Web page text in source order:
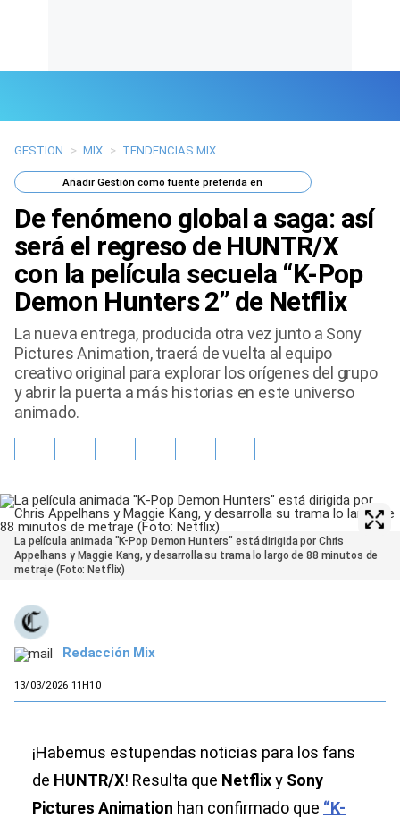
Últimas Noticias
Mi Bolsillo
Respuestas
Gente
Tendencias Mix
Sports
GESTION > MIX > TENDENCIAS MIX
AñadirGestión como fuente preferida en
De fenómeno global a saga: así
será el regreso de HUNTR/X
con la película secuela “K-Pop
Demon Hunters 2” de Netflix
La nueva entrega, producida otra vez junto a Sony
Pictures Animation, traerá de vuelta al equipo
creativo original para explorar los orígenes del grupo
y abrir la puerta a más historias en este universo
animado.
La película animada "K-Pop Demon Hunters" está dirigida por Chris
Appelhans y Maggie Kang, y desarrolla su trama lo largo de 88 minutos de
metraje (Foto: Netflix)
Redacción Mix
13/03/2026 11H10
¡Habemus estupendas noticias para los fans
de HUNTR/X! Resulta que Netflixy Sony
Pictures Animation han confirmado que “K-